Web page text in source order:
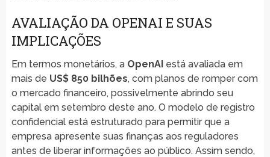
AVALIAÇÃO DA OPENAI E SUAS
IMPLICAÇÕES
Em termos monetários, a OpenAIestá avaliada em
mais de US$ 850 bilhões, com planos de romper com
o mercado financeiro, possivelmente abrindo seu
capital em setembro deste ano. O modelo de registro
confidencial está estruturado para permitir que a
empresa apresente suas finanças aos reguladores
antes de liberar informações ao público. Assim sendo,